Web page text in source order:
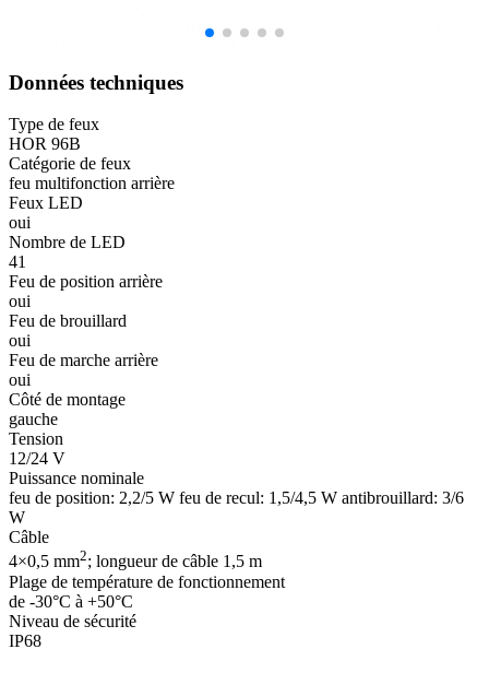
Données techniques
Type de feux
HOR 96B
Catégorie de feux
feu multifonction arrière
Feux LED
oui
Nombre de LED
41
Feu de position arrière
oui
Feu de brouillard
oui
Feu de marche arrière
oui
Côté de montage
gauche
Tension
12/24 V
Puissance nominale
feu de position: 2,2/5 W feu de recul: 1,5/4,5 W antibrouillard: 3/6
W
Câble
4×0,5 mm2; longueur de câble 1,5 m
Plage de température de fonctionnement
de -30°C à +50°C
Niveau de sécurité
IP68